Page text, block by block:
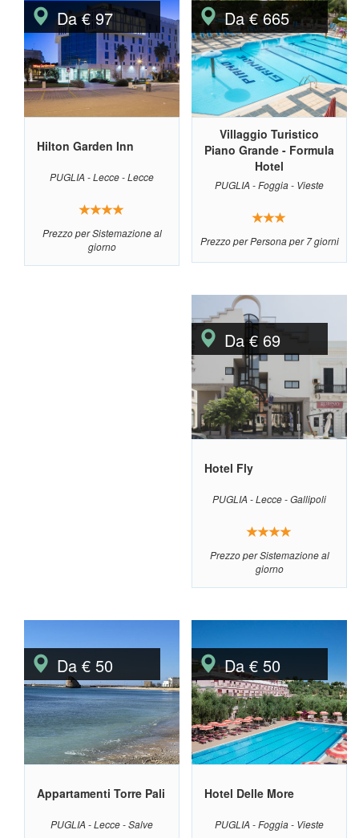
Da € 97
Hilton Garden Inn
PUGLIA - Lecce - Lecce
Prezzo per Sistemazione al
giorno
Da € 665
Villaggio Turistico
Piano Grande - Formula
Hotel
PUGLIA - Foggia - Vieste
Prezzo per Persona per 7 giorni
Da € 69
Hotel Fly
PUGLIA - Lecce - Gallipoli
Prezzo per Sistemazione al
giorno
Da € 50
Appartamenti Torre Pali
PUGLIA - Lecce - Salve
Da € 50
Hotel Delle More
PUGLIA - Foggia - Vieste